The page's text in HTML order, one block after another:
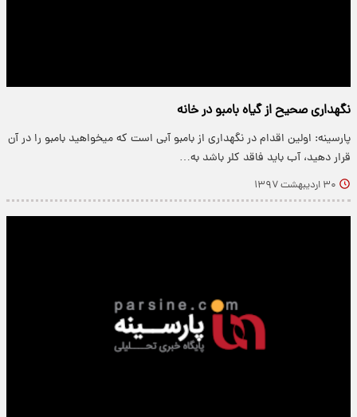
نگهداری صحیح از گیاه بامبو در خانه
پارسینه: اولین اقدام در نگهداری از بامبو آبی است که میخواهید بامبو را در آن
قرار دهید، آب باید فاقد کلر باشد به…
۳۰ اردیبهشت ۱۳۹۷